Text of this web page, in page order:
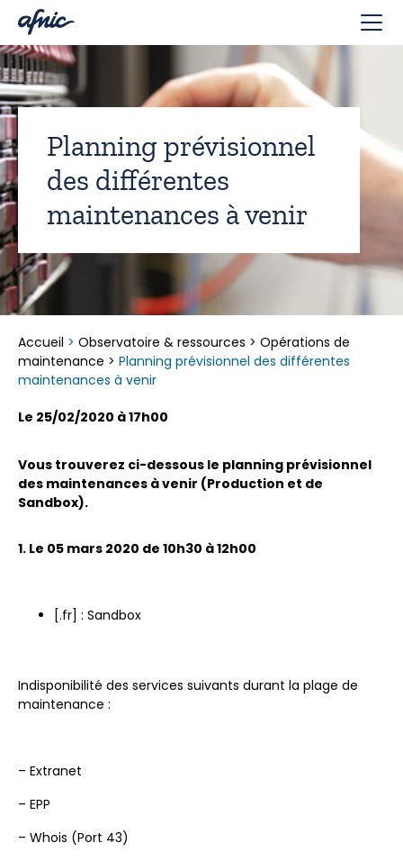
Planning prévisionnel
des différentes
maintenances à venir
Accueil > Observatoire & ressources > Opérations de
maintenance > Planning prévisionnel des différentes
maintenances à venir
Le 25/02/2020 à 17h00
Vous trouverez ci-dessous le planning prévisionnel
des maintenances à venir (Production et de
Sandbox).
1. Le 05 mars 2020 de 10h30 à 12h00
[.fr] : Sandbox
Indisponibilité des services suivants durant la plage de
maintenance :
– Extranet
– EPP
– Whois (Port 43)
Panneau de gestion des cookies